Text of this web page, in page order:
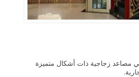
مصاعد زجاجية ذات أشكال متميزة